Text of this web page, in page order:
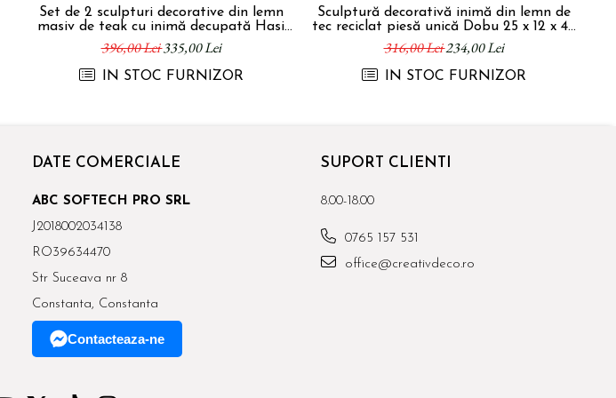
Set de 2 sculpturi decorative din lemn
masiv de teak cu inimă decupată Hasi
20x10x28 cm
396,00 Lei335,00 Lei
IN STOC FURNIZOR
Sculptură decorativă inimă din lemn de
tec reciclat piesă unică Dobu 25 x 12 x 45
cm
316,00 Lei234,00 Lei
IN STOC FURNIZOR
DATE COMERCIALE
ABC SOFTECH PRO SRL
J2018002034138
RO39634470
Str Suceava nr 8
Constanta, Constanta
Contacteaza-ne
SUPORT CLIENTI
8.00-18.00
0765 157 531
office@creativdeco.ro